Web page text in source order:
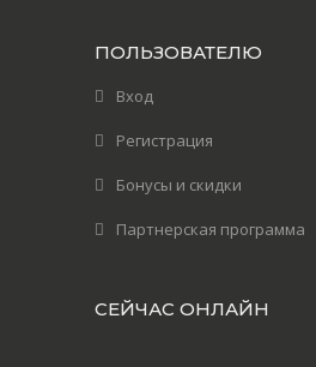
ПОЛЬЗОВАТЕЛЮ
Вход
Регистрация
Бонусы и скидки
Партнерская программа
СЕЙЧАС ОНЛАЙН